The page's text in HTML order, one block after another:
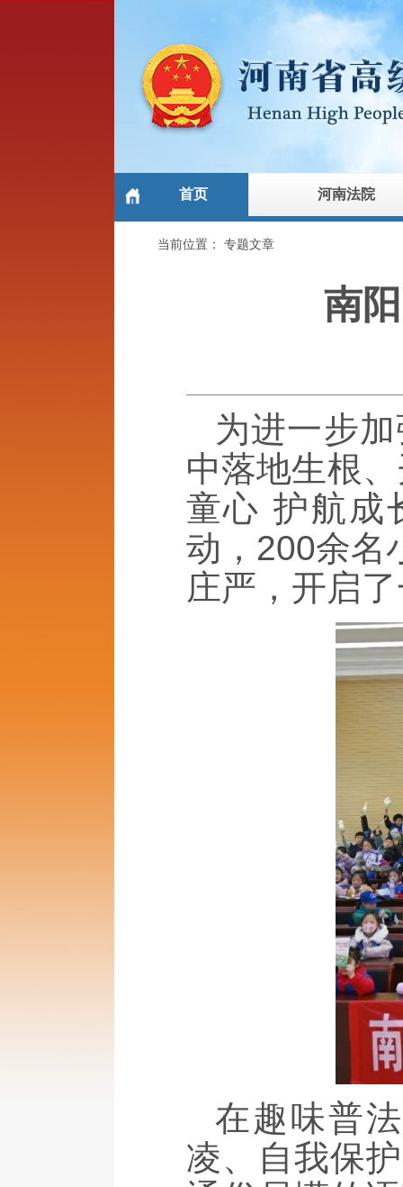
首页 河南法院
当前位置：专题文章
南
为进一步
中落地生根
童心 护航成
动，200余名
庄严，开启
在趣味普
凌、自我保